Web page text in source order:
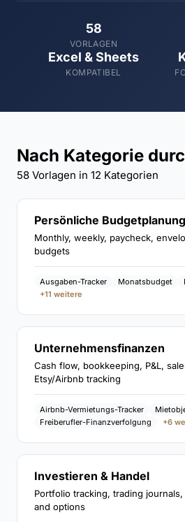
58
VORLAGEN
Excel & Sheets
KOMPATIBEL
Nach Kategorie
58 Vorlagen in 12 Kategorien
Persönliche Budgetplanung
Monthly, weekly, paycheck,
budgets
Ausgaben-Tracker Monatsbudget
+11 weitere
Unternehmensfinanzen
Cash flow, bookkeeping, P&L,
Etsy/Airbnb tracking
Airbnb-Vermietungs-Tracker
Freiberufler-Finanzverfolgung
+6
Investieren & Handel
Portfolio tracking, trading
and options